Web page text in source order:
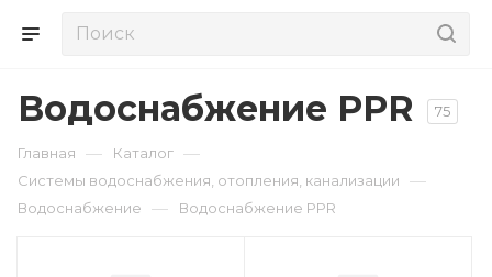
Водоснабжение PPR 75
Главная — Каталог —
Системы водоснабжения, отопления, канализации —
Водоснабжение — Водоснабжение PPR